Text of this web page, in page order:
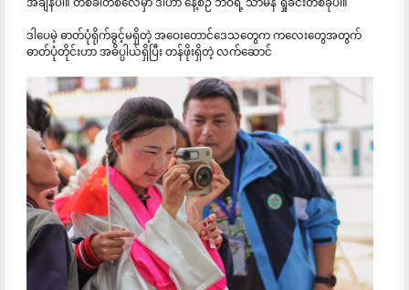
ဒါပေမဲ့ ဓာတ်ပုံရိုက်ခွင့်မရှိတဲ့ အဝေးတောင်ဒေသတွေက ကလေးတွေအတွက်
ဓာတ်ပုံတိုင်းဟာ အဓိပ္ပါယ်ရှိပြီး တန်ဖိုးရှိတဲ့ လက်ဆောင်